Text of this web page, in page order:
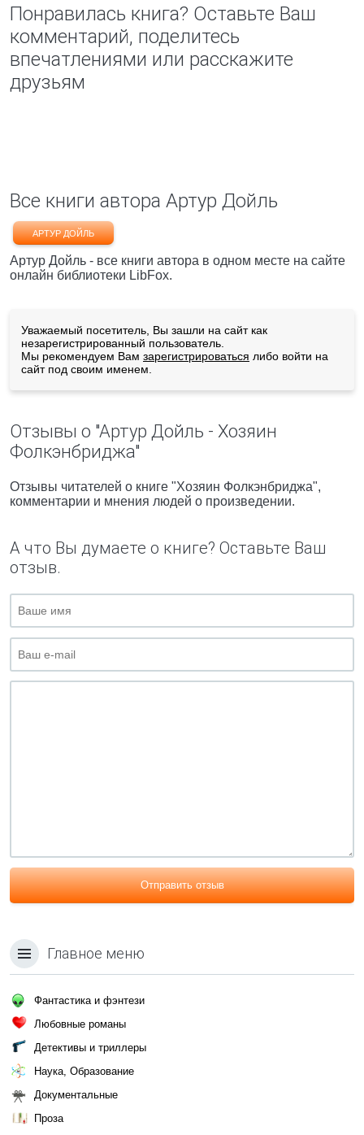
Понравилась книга? Оставьте Ваш
комментарий, поделитесь
впечатлениями или расскажите
друзьям
Все книги автора Артур Дойль
АРТУР ДОЙЛЬ
Артур Дойль - все книги автора в одном месте на сайте
онлайн библиотеки LibFox.
Уважаемый посетитель, Вы зашли на сайт как
незарегистрированный пользователь.
Мы рекомендуем Вам зарегистрироваться либо войти на
сайт под своим именем.
Отзывы о "Артур Дойль - Хозяин
Фолкэнбриджа"
Отзывы читателей о книге "Хозяин Фолкэнбриджа",
комментарии и мнения людей о произведении.
А что Вы думаете о книге? Оставьте Ваш
отзыв.
Отправить отзыв
Главное меню
Фантастика и фэнтези
Любовные романы
Детективы и триллеры
Наука, Образование
Документальные
Проза